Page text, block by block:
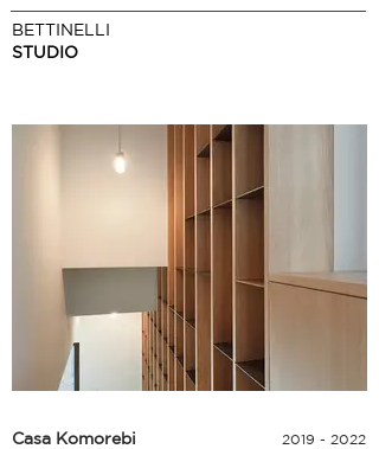
BETTINELLI
STUDIO
2019 - 2022
Casa Komorebi